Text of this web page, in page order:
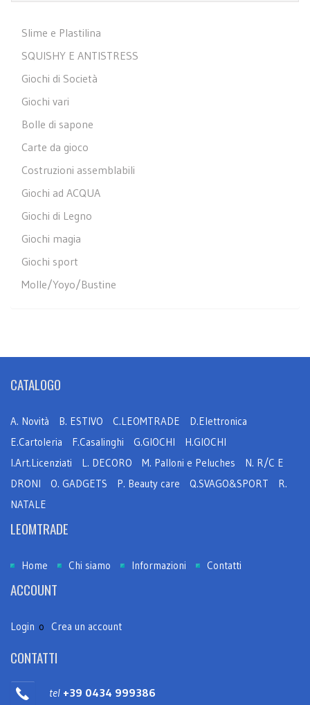
Slime e Plastilina
SQUISHY E ANTISTRESS
Giochi di Società
Giochi vari
Bolle di sapone
Carte da gioco
Costruzioni assemblabili
Giochi ad ACQUA
Giochi di Legno
Giochi magia
Giochi sport
Molle/Yoyo/Bustine
CATALOGO
A. Novità B. ESTIVO C.LEOMTRADE
D.Elettronica
E.Cartoleria
F.Casalinghi G.GIOCHI
H.GIOCHI
I.Art.Licenziati
L. DECORO M. Palloni e Peluches
N. R/C E
DRONI
O. GADGETS P. Beauty care Q.SVAGO&SPORT
R.
NATALE
LEOMTRADE
Home Chi siamo Informazioni Contatti
ACCOUNT
Login o Crea un account
CONTATTI
tel +39 0434 999386